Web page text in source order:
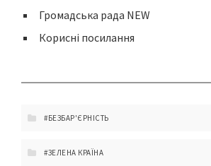
Громадська рада NEW
Корисні посилання
#БЕЗБАР'ЄРНІСТЬ
#ЗЕЛЕНА КРАЇНА